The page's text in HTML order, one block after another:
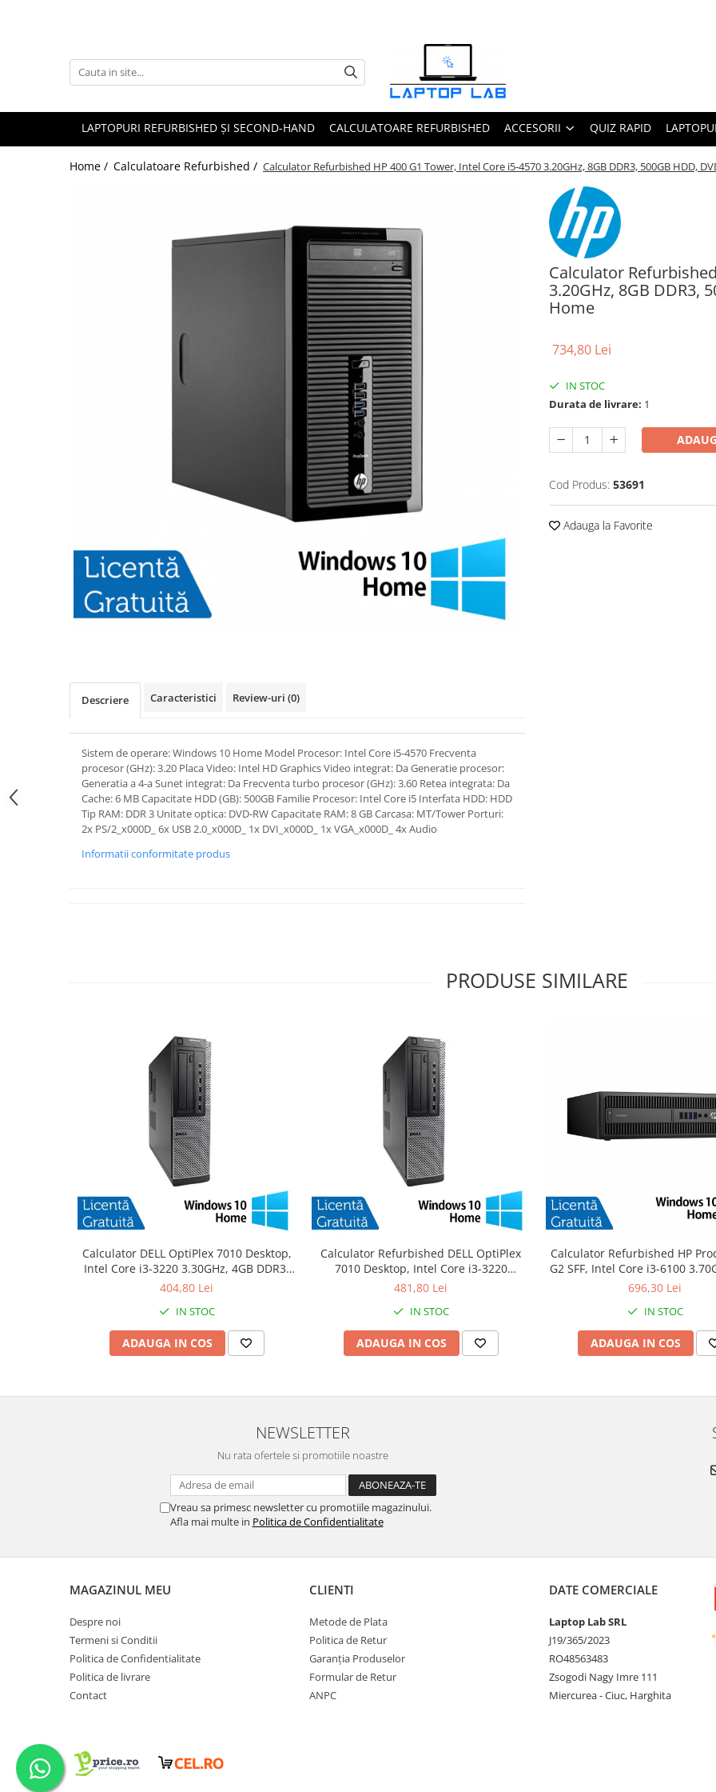
Genți și huse
Mouseuri
LAPTOPURI REFURBISHED ȘI SECOND-HAND CALCULATOARE REFURBISHED ACCESORII QUIZ RAPID
Home / Calculatoare Refurbished / Calculator Refurbished HP 400 G1 Tower, Intel Core i5-4570 3.20GHz, 8GB DDR3, 500GB HDD,
Calculator
3.20GHz, 8GB DDR3,
Home
734,80 Lei
IN STOC
Durata de livrare: 1
Cod Produs: 53691
Adauga la Favorite
Descriere Caracteristici Review-uri (0)
Sistem de operare: Windows 10 Home Model Procesor: Intel Core i5-4570 Frecventa
procesor (GHz): 3.20 Placa Video: Intel HD Graphics Video integrat: Da Generatie procesor:
Generatia a 4-a Sunet integrat: Da Frecventa turbo procesor (GHz): 3.60 Retea integrata: Da
Cache: 6 MB Capacitate HDD (GB): 500GB Familie Procesor: Intel Core i5 Interfata HDD: HDD
Tip RAM: DDR 3 Unitate optica: DVD-RW Capacitate RAM: 8 GB Carcasa: MT/Tower Porturi:
2x PS/2_x000D_ 6x USB 2.0_x000D_ 1x DVI_x000D_ 1x VGA_x000D_ 4x Audio
Informatii conformitate produs
PRODUSE SIMILARE
Calculator DELL OptiPlex 7010 Desktop,
Intel Core i3-3220 3.30GHz, 4GB DDR3,
500GB SATA, DVD-RW + Windows 10
404,80 Lei
IN STOC
ADAUGA IN COS
Calculator Refurbished DELL OptiPlex
7010 Desktop, Intel Core i3-3220
3.30GHz, 8GB DDR3, 120GB SSD +
481,80 Lei
IN STOC
ADAUGA IN COS
Calculator Refurbished HP
G2 SFF, Intel Core i3-6100
DDR4, 240GB SSD + Windows
696,30 Lei
IN STOC
ADAUGA IN COS
NEWSLETTER
Nu rata ofertele si promotiile noastre
Vreau sa primesc newsletter cu promotiile magazinului.
Afla mai multe in Politica de Confidentialitate
MAGAZINUL MEU
Despre noi
Termeni si Conditii
Politica de Confidentialitate
Politica de livrare
Contact
CLIENTI
Metode de Plata
Politica de Retur
Garanția Produselor
Formular de Retur
ANPC
DATE COMERCIALE
Laptop Lab SRL
J19/365/2023
RO48563483
Zsogodi Nagy Imre 111
Miercurea - Ciuc, Harghita